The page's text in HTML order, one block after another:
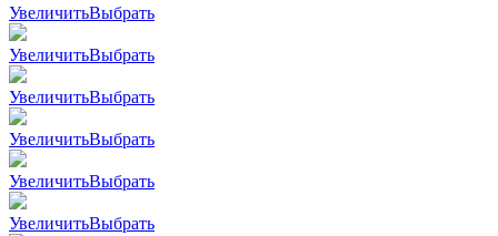
УвеличитьВыбрать
УвеличитьВыбрать
УвеличитьВыбрать
УвеличитьВыбрать
УвеличитьВыбрать
УвеличитьВыбрать